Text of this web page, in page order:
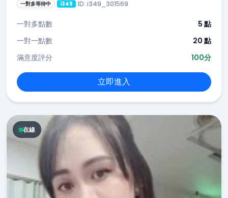
一對多等待中 i349 ID: i349_301569
一對多點數
5 點
一對一點數
20 點
滿意度評分
100分
立即進入
在線